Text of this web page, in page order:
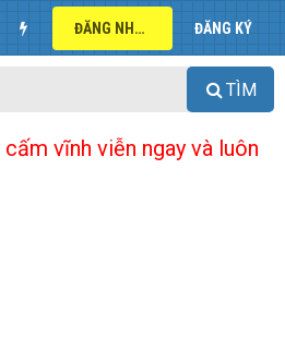
ĐĂNG NHẬP ĐĂNG KÝ
TÌM
vĩnh viễn ngay và luôn